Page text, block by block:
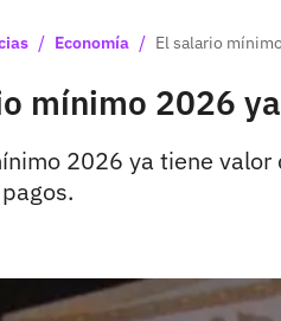
/ Economía / El salario
mínimo 2026
2026 ya tiene